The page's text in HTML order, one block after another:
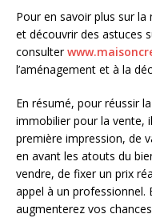
Pour en savoir plus sur la
et découvrir des astuces
consulter
l’aménagement et à la
En résumé, pour réussir
immobilier pour la vente,
première impression, de
en avant les atouts du
vendre, de fixer un prix
appel à un professionnel.
augmenterez vos